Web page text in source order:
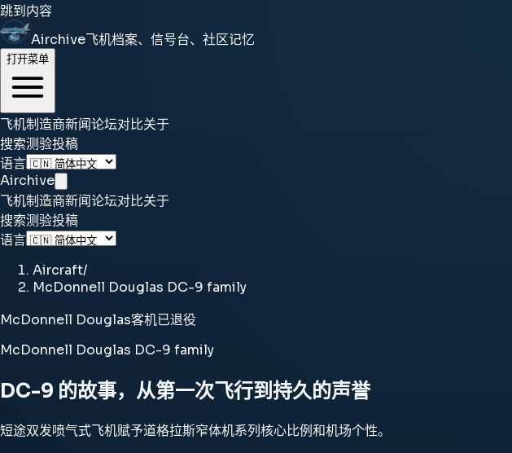
跳到内容
Airchive飞机档案、信号台、社区记忆
打开菜单
飞机制造商新闻论坛对比关于
搜索测验投稿
语言
Airchive
飞机制造商新闻论坛对比关于
搜索测验投稿
语言
Aircraft/
McDonnell Douglas DC-9 family
McDonnell Douglas客机已退役
McDonnell Douglas DC-9 family
DC-9 的故事，从第一次飞行到持久的声誉
短途双发喷气式飞机赋予道格拉斯窄体机系列核心比例和机场个性。